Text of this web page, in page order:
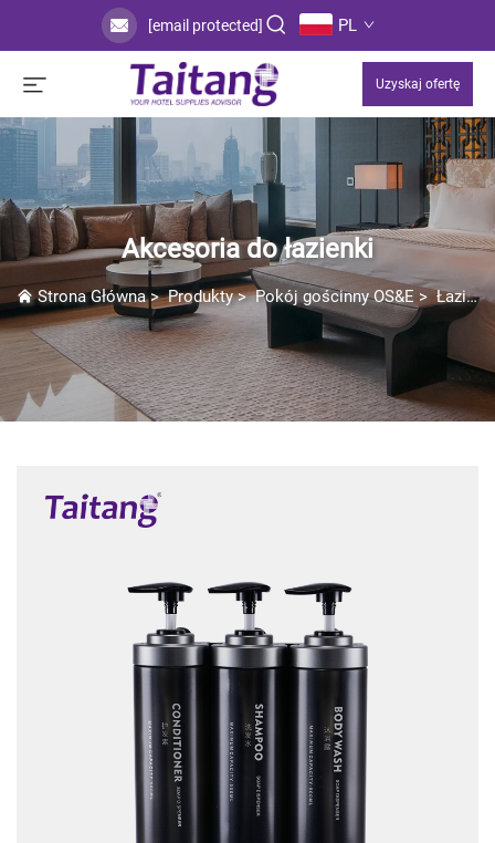
[email protected] PL
Uzyskaj ofertę
Akcesoria do łazienki
Strona Główna>Produkty>Pokój gościnny OS&E >Łazienka